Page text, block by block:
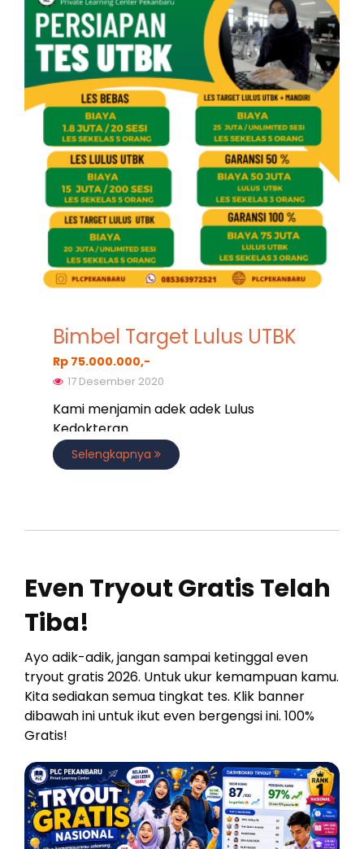
Bimbel Target Lulus UTBK
Rp 75.000.000,-
17 Desember 2020
Kami menjamin adek adek Lulus
Kedokteran
Selengkapnya
Even Tryout Gratis Telah
Tiba!
Ayo adik-adik, jangan sampai ketinggal even
tryout gratis 2026. Untuk ukur kemampuan kamu.
Kita sediakan semua tingkat tes. Klik banner
dibawah ini untuk ikut even bergengsi ini. 100%
Gratis!